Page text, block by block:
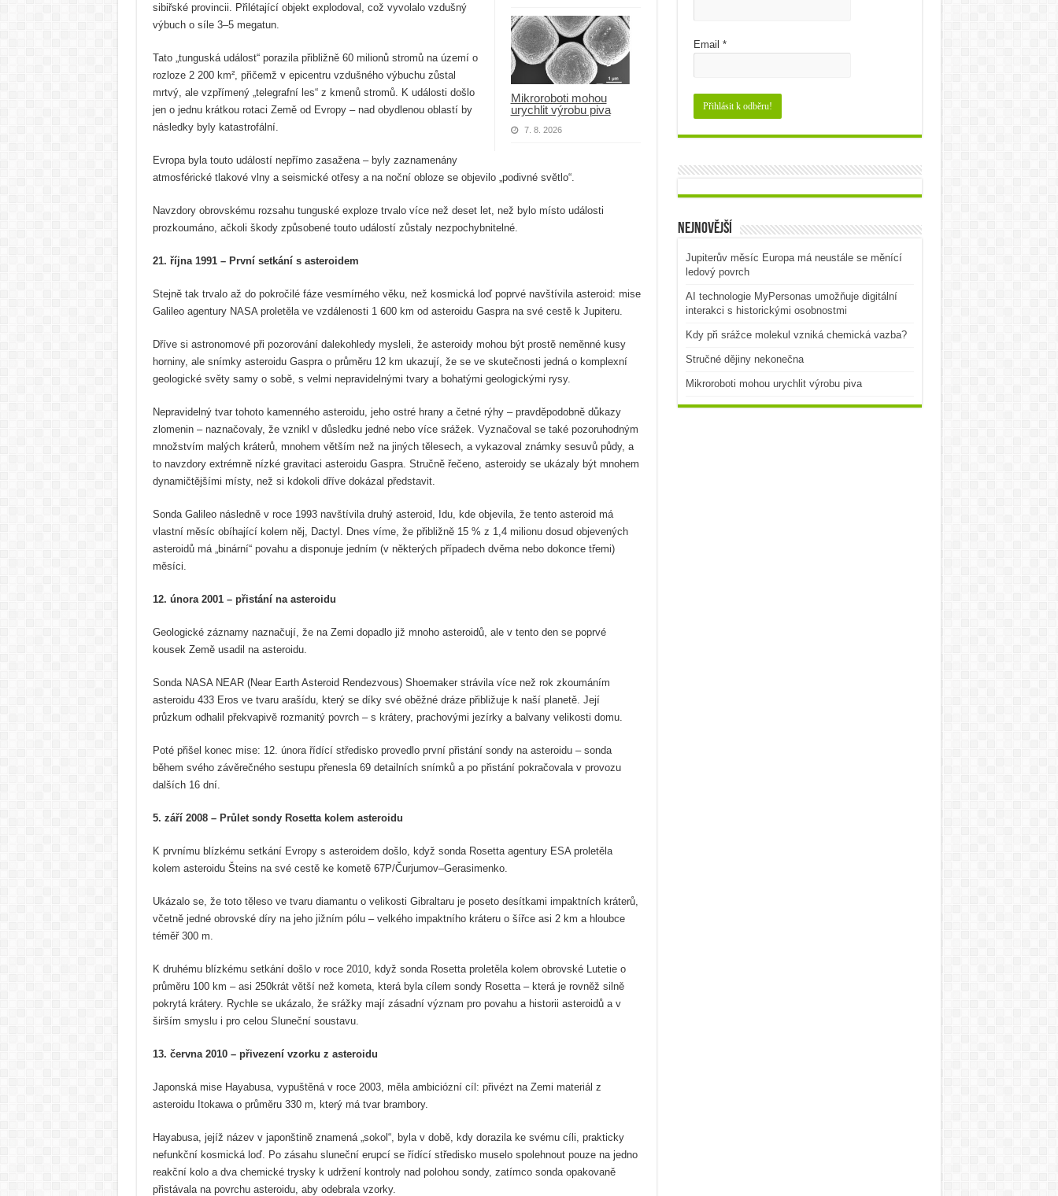
Mikroroboti mohou
urychlit výrobu piva
7. 8. 2026
sibiřské provincii. Přilétající objekt explodoval, což vyvolalo vzdušný
výbuch o síle 3–5 megatun.
Tato „tunguská událost“ porazila přibližně 60 milionů stromů na území o
rozloze 2 200 km², přičemž v epicentru vzdušného výbuchu zůstal
mrtvý, ale vzpřímený „telegrafní les“ z kmenů stromů. K události došlo
jen o jednu krátkou rotaci Země od Evropy – nad obydlenou oblastí by
následky byly katastrofální.
Evropa byla touto událostí nepřímo zasažena – byly zaznamenány
atmosférické tlakové vlny a seismické otřesy a na noční obloze se objevilo „podivné světlo“.
Navzdory obrovskému rozsahu tunguské exploze trvalo více než deset let, než bylo místo události
prozkoumáno, ačkoli škody způsobené touto událostí zůstaly nezpochybnitelné.
21. října 1991 – První setkání s asteroidem
Stejně tak trvalo až do pokročilé fáze vesmírného věku, než kosmická loď poprvé navštívila asteroid: mise
Galileo agentury NASA proletěla ve vzdálenosti 1 600 km od asteroidu Gaspra na své cestě k Jupiteru.
Dříve si astronomové při pozorování dalekohledy mysleli, že asteroidy mohou být prostě neměnné kusy
horniny, ale snímky asteroidu Gaspra o průměru 12 km ukazují, že se ve skutečnosti jedná o komplexní
geologické světy samy o sobě, s velmi nepravidelnými tvary a bohatými geologickými rysy.
Nepravidelný tvar tohoto kamenného asteroidu, jeho ostré hrany a četné rýhy – pravděpodobně důkazy
zlomenin – naznačovaly, že vznikl v důsledku jedné nebo více srážek. Vyznačoval se také pozoruhodným
množstvím malých kráterů, mnohem větším než na jiných tělesech, a vykazoval známky sesuvů půdy, a
to navzdory extrémně nízké gravitaci asteroidu Gaspra. Stručně řečeno, asteroidy se ukázaly být mnohem
dynamičtějšími místy, než si kdokoli dříve dokázal představit.
Sonda Galileo následně v roce 1993 navštívila druhý asteroid, Idu, kde objevila, že tento asteroid má
vlastní měsíc obíhající kolem něj, Dactyl. Dnes víme, že přibližně 15 % z 1,4 milionu dosud objevených
asteroidů má „binární“ povahu a disponuje jedním (v některých případech dvěma nebo dokonce třemi)
měsíci.
12. února 2001 – přistání na asteroidu
Geologické záznamy naznačují, že na Zemi dopadlo již mnoho asteroidů, ale v tento den se poprvé
kousek Země usadil na asteroidu.
Sonda NASA NEAR (Near Earth Asteroid Rendezvous) Shoemaker strávila více než rok zkoumáním
asteroidu 433 Eros ve tvaru arašídu, který se díky své oběžné dráze přibližuje k naší planetě. Její
průzkum odhalil překvapivě rozmanitý povrch – s krátery, prachovými jezírky a balvany velikosti domu.
Poté přišel konec mise: 12. února řídící středisko provedlo první přistání sondy na asteroidu – sonda
během svého závěrečného sestupu přenesla 69 detailních snímků a po přistání pokračovala v provozu
dalších 16 dní.
5. září 2008 – Průlet sondy Rosetta kolem asteroidu
K prvnímu blízkému setkání Evropy s asteroidem došlo, když sonda Rosetta agentury ESA proletěla
kolem asteroidu Šteins na své cestě ke kometě 67P/Čurjumov–Gerasimenko.
Ukázalo se, že toto těleso ve tvaru diamantu o velikosti Gibraltaru je poseto desítkami impaktních kráterů,
včetně jedné obrovské díry na jeho jižním pólu – velkého impaktního kráteru o šířce asi 2 km a hloubce
téměř 300 m.
K druhému blízkému setkání došlo v roce 2010, když sonda Rosetta proletěla kolem obrovské Lutetie o
průměru 100 km – asi 250krát větší než kometa, která byla cílem sondy Rosetta – která je rovněž silně
pokrytá krátery. Rychle se ukázalo, že srážky mají zásadní význam pro povahu a historii asteroidů a v
širším smyslu i pro celou Sluneční soustavu.
13. června 2010 – přivezení vzorku z asteroidu
Japonská mise Hayabusa, vypuštěná v roce 2003, měla ambiciózní cíl: přivézt na Zemi materiál z
asteroidu Itokawa o průměru 330 m, který má tvar brambory.
Hayabusa, jejíž název v japonštině znamená „sokol“, byla v době, kdy dorazila ke svému cíli, prakticky
nefunkční kosmická loď. Po zásahu sluneční erupcí se řídící středisko muselo spolehnout pouze na jedno
reakční kolo a dva chemické trysky k udržení kontroly nad polohou sondy, zatímco sonda opakovaně
přistávala na povrchu asteroidu, aby odebrala vzorky.
Email *
Nejnovější
Jupiterův měsíc Europa má neustále se měnící
ledový povrch
AI technologie MyPersonas umožňuje digitální
interakci s historickými osobnostmi
Kdy při srážce molekul vzniká chemická vazba?
Stručné dějiny nekonečna
Mikroroboti mohou urychlit výrobu piva